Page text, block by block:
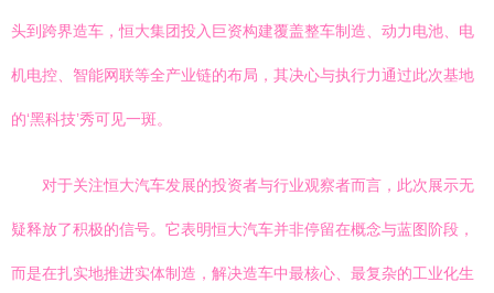
头到跨界造车，恒大集团投入巨资构建覆盖整车制造、动力电池、电
机电控、智能网联等全产业链的布局，其决心与执行力通过此次基地
的‘黑科技’秀可见一斑。
对于关注恒大汽车发展的投资者与行业观察者而言，此次展示无
疑释放了积极的信号。它表明恒大汽车并非停留在概念与蓝图阶段，
而是在扎实地推进实体制造，解决造车中最核心、最复杂的工业化生